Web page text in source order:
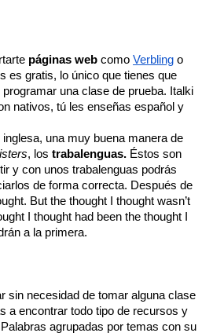
páginas web como Verbling
es gratis, lo único que tienes que
una clase de prueba. Italki
nativos, tú les enseñas español y
una muy buena manera de
, los trabalenguas. Éstos son
y con unos trabalenguas podrás
de forma correcta. Después de
But the thought I thought wasn’t
I thought had been the thought I
a la primera.
sin necesidad de tomar alguna clase
a encontrar todo tipo de recursos y
agrupadas por temas con su